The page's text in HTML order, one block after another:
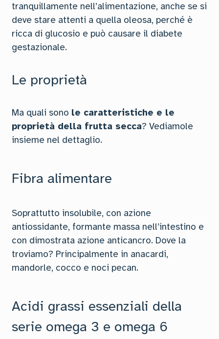
tranquillamente nell’alimentazione, anche se si
deve stare attenti a quella oleosa, perché è
ricca di glucosio e può causare il diabete
gestazionale.
Le proprietà
Ma quali sono le caratteristiche e le
proprietà della frutta secca? Vediamole
insieme nel dettaglio.
Fibra alimentare
Soprattutto insolubile, con azione
antiossidante, formante massa nell’intestino e
con dimostrata azione anticancro. Dove la
troviamo? Principalmente in anacardi,
mandorle, cocco e noci pecan.
Acidi grassi essenziali della
serie omega 3 e omega 6